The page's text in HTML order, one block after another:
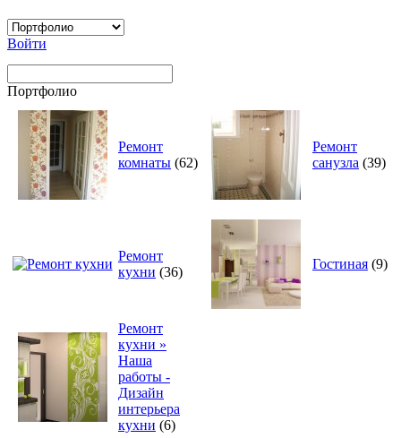
Войти
Портфолио
Ремонт
комнаты (62)
Ремонт
кухни (36)
Ремонт
кухни »
Наша
работы -
Дизайн
интерьера
кухни (6)
Ремонт
санузла (39)
Гостиная (9)